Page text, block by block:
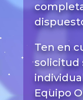
Ten en
solicitud
Equipo